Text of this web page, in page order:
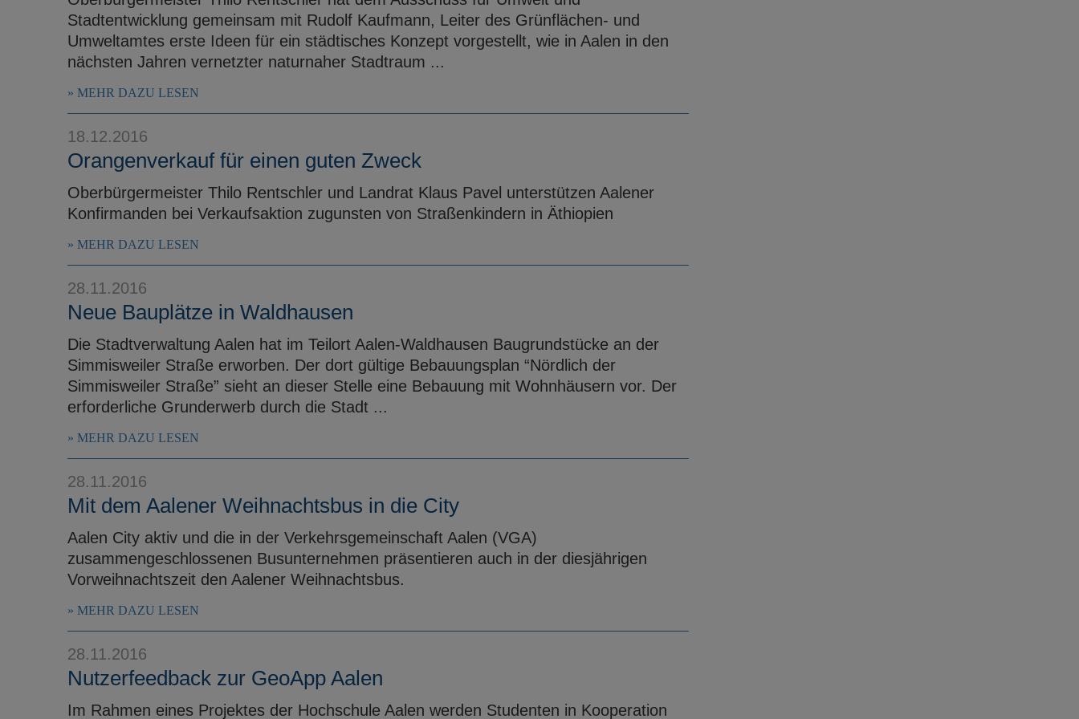
Stadtentwicklung gemeinsam mit Rudolf Kaufmann, Leiter des Grünflächen- und
Umweltamtes erste Ideen für ein städtisches Konzept vorgestellt, wie in Aalen in den
nächsten Jahren vernetzter naturnaher Stadtraum ...
MEHR DAZU LESEN
18.12.2016
Orangenverkauf für einen guten Zweck
Oberbürgermeister Thilo Rentschler und Landrat Klaus Pavel unterstützen Aalener
Konfirmanden bei Verkaufsaktion zugunsten von Straßenkindern in Äthiopien
MEHR DAZU LESEN
28.11.2016
Neue Bauplätze in Waldhausen
Die Stadtverwaltung Aalen hat im Teilort Aalen-Waldhausen Baugrundstücke an der
Simmisweiler Straße erworben. Der dort gültige Bebauungsplan “Nördlich der
Simmisweiler Straße” sieht an dieser Stelle eine Bebauung mit Wohnhäusern vor. Der
erforderliche Grunderwerb durch die Stadt ...
MEHR DAZU LESEN
28.11.2016
Mit dem Aalener Weihnachtsbus in die City
Aalen City aktiv und die in der Verkehrsgemeinschaft Aalen (VGA)
zusammengeschlossenen Busunternehmen präsentieren auch in der diesjährigen
Vorweihnachtszeit den Aalener Weihnachtsbus.
MEHR DAZU LESEN
28.11.2016
Nutzerfeedback zur GeoApp Aalen
Im Rahmen eines Projektes der Hochschule Aalen werden Studenten in Kooperation